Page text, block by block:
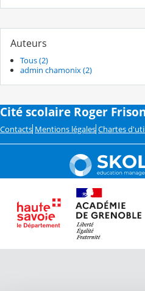
Auteurs
Tous (2)
admin chamonix (2)
Cité scolaire Roger
Contacts Mentions légales Chartes